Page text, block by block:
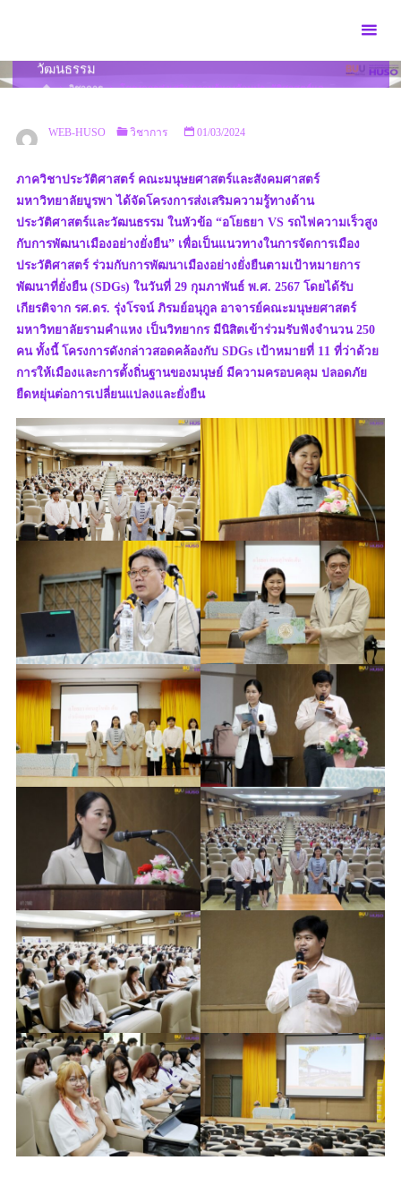
วัฒนธรรม
HOMEวิชาการ
โครงการส่งเสริมความรู้ทางด้านประวัติศาสตร์และ
WEB-HUSO วิชาการ 01/03/2024
ภาควิชาประวัติศาสตร์ คณะมนุษยศาสตร์และสังคมศาสตร์
มหาวิทยาลัยบูรพา ได้จัดโครงการส่งเสริมความรู้ทางด้าน
ประวัติศาสตร์และวัฒนธรรม ในหัวข้อ “อโยธยา VS รถไฟความเร็วสูง
กับการพัฒนาเมืองอย่างยั่งยืน” เพื่อเป็นแนวทางในการจัดการเมือง
ประวัติศาสตร์ ร่วมกับการพัฒนาเมืองอย่างยั่งยืนตามเป้าหมายการ
พัฒนาที่ยั่งยืน (SDGs) ในวันที่ 29 กุมภาพันธ์ พ.ศ. 2567 โดยได้รับ
เกียรติจาก รศ.ดร. รุ่งโรจน์ ภิรมย์อนุกูล อาจารย์คณะมนุษยศาสตร์
มหาวิทยาลัยรามคำแหง เป็นวิทยากร มีนิสิตเข้าร่วมรับฟังจำนวน 250
คน ทั้งนี้ โครงการดังกล่าวสอดคล้องกับ SDGs เป้าหมายที่ 11 ที่ว่าด้วย
การให้เมืองและการตั้งถิ่นฐานของมนุษย์ มีความครอบคลุม ปลอดภัย
ยืดหยุ่นต่อการเปลี่ยนแปลงและยั่งยืน